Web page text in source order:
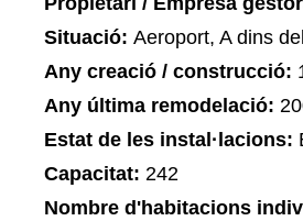
Situació: Aeroport, A dins
Any creació / construcció:
Any última remodelació:
Estat de les instal·lacions:
Capacitat: 242
Nombre d'habitacions